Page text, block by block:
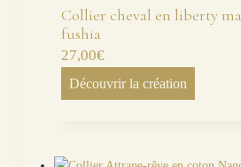
Collier cheval en liberty
fushia
27,00€
Découvrir la création